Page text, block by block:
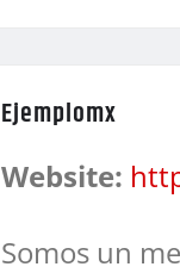
Ejemplomx
Website:
Somos un